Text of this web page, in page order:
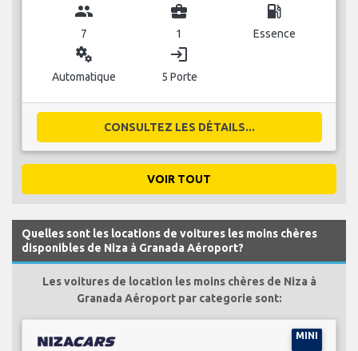
group
7
business_center
1
local_gas_station
Essence
miscellaneous_services
Automatique
login
5 Porte
CONSULTEZ LES DÉTAILS...
VOIR TOUT
Quelles sont les locations de voitures les moins chères
disponibles de Niza à Granada Aéroport?
Les voitures de location les moins chères de Niza à
Granada Aéroport par categorie sont:
MINI